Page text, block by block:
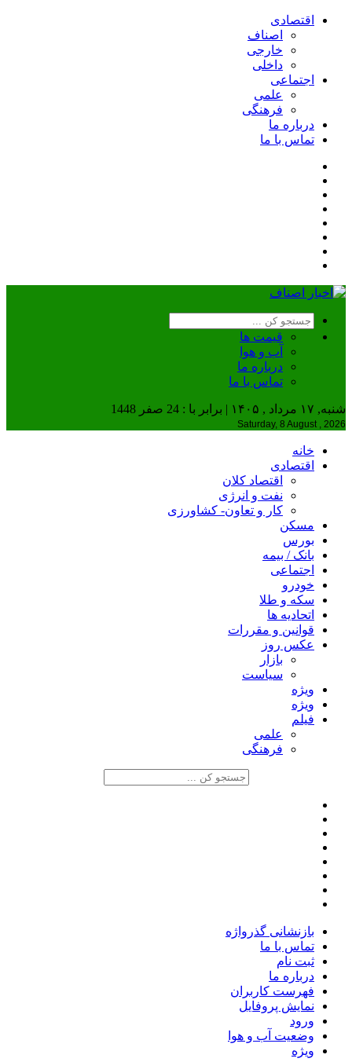
اقتصادی
اصناف
خارجی
داخلی
اجتماعی
علمی
فرهنگی
درباره ما
تماس با ما
قیمت ها
آب و هوا
درباره ما
تماس با ما
شنبه, ۱۷ مرداد , ۱۴۰۵ | برابر با : 24 صفر 1448
Saturday, 8 August , 2026
خانه
اقتصادی
اقتصاد کلان
نفت و انرژی
کار و تعاون- کشاورزی
مسکن
بورس
بانک / بیمه
اجتماعی
خودرو
سکه و طلا
اتحادیه ها
قوانین و مقررات
عکس روز
بازار
سیاست
ویژه
ویژه
فیلم
علمی
فرهنگی
بازنشانی گذرواژه
تماس با ما
ثبت نام
درباره ما
فهرست کاربران
نمایش پروفایل
ورود
وضعیت آب و هوا
ویژه